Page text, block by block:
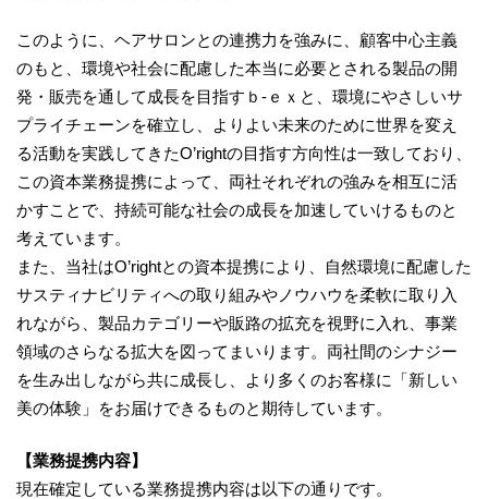
このように、ヘアサロンとの連携力を強みに、顧客中心主義
のもと、環境や社会に配慮した本当に必要とされる製品の開
発・販売を通して成長を目指すｂ-ｅｘと、環境にやさしいサ
プライチェーンを確立し、よりよい未来のために世界を変え
る活動を実践してきたO’rightの目指す方向性は一致しており、
この資本業務提携によって、両社それぞれの強みを相互に活
かすことで、持続可能な社会の成長を加速していけるものと
考えています。
また、当社はO’rightとの資本提携により、自然環境に配慮した
サスティナビリティへの取り組みやノウハウを柔軟に取り入
れながら、製品カテゴリーや販路の拡充を視野に入れ、事業
領域のさらなる拡大を図ってまいります。両社間のシナジー
を生み出しながら共に成長し、より多くのお客様に「新しい
美の体験」をお届けできるものと期待しています。
【業務提携内容】
現在確定している業務提携内容は以下の通りです。